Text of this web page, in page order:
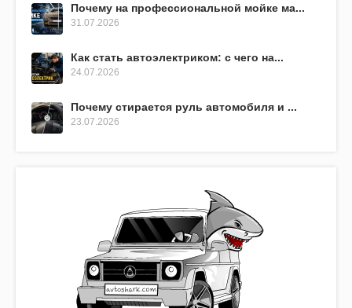
Почему на профессиональной мойке ма...
31.07.2026
Как стать автоэлектриком: с чего на...
24.07.2026
Почему стирается руль автомобиля и ...
23.07.2026